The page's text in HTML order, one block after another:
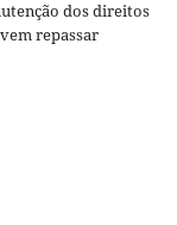
dos direitos
repassar